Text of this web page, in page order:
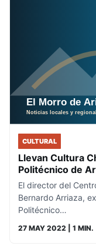
CULTURAL
Llevan Cultura
Politécnico de
El director del
Bernardo Arriaza,
Politécnico…
27 MAY 2022 | 1 MIN.